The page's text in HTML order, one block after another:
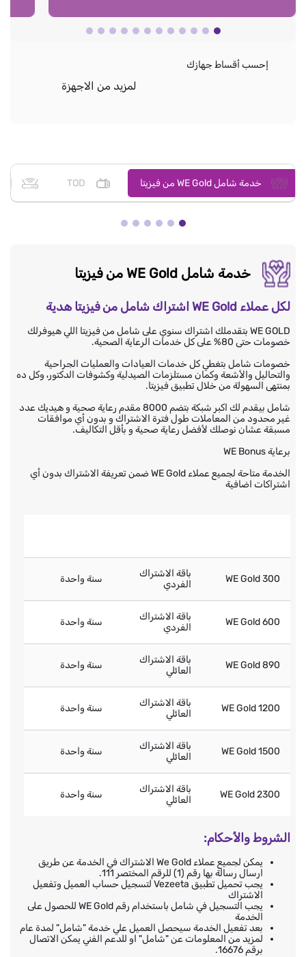
إحسب أقساط جهازك
لمزيد من الاجهزة
خدمة شامل WE Gold من فيزيتا TOD
خدمة شامل WE Gold من فيزيتا
لكل عملاء WE Gold اشتراك شامل من فيزيتا هدية
WE GOLD بتقدملك اشتراك سنوي على شامل من فيزيتا اللي هيوفرلك
خصومات حتى 80% على كل خدمات الرعاية الصحية.
خصومات شامل بتغطي كل خدمات العيادات والعمليات الجراحية
والتحاليل والأشعة وكمان مستلزمات الصيدلية وكشوفات الدكتور، وكل ده
بمنتهى السهولة من خلال تطبيق فيزيتا.
شامل بيقدم لك اكبر شبكة بتضم 8000 مقدم رعاية صحية و هيديك عدد
غير محدود من المعاملات طول فترة الاشتراك و بدون أي موافقات
مسبقة عشان نوصلك لأفضل رعاية صحية و بأقل التكاليف.
برعاية WE Bonus
الخدمة متاحة لجميع عملاء WE Gold ضمن تعريفة الاشتراك بدون أي
اشتراكات اضافية
WE Gold 300
باقة الاشتراك
الفردي
سنة واحدة
WE Gold 600
باقة الاشتراك
الفردي
سنة واحدة
WE Gold 890
باقة الاشتراك
العائلي
سنة واحدة
WE Gold 1200
باقة الاشتراك
العائلي
سنة واحدة
WE Gold 1500
باقة الاشتراك
العائلي
سنة واحدة
WE Gold 2300
باقة الاشتراك
العائلي
سنة واحدة
الشروط والأحكام:
يمكن لجميع عملاء We Gold الاشتراك في الخدمة عن طريق
ارسال رسالة بها رقم (1) للرقم المختصر 111.
يجب تحميل تطبيق Vezeeta لتسجيل حساب العميل وتفعيل
الاشتراك
يجب التسجيل في شامل باستخدام رقم WE Gold للحصول على
الخدمة
بعد تفعيل الخدمة سيحصل العميل علي خدمة "شامل" لمدة عام
لمزيد من المعلومات عن "شامل" او للدعم الفني يمكن الاتصال
برقم 16676.